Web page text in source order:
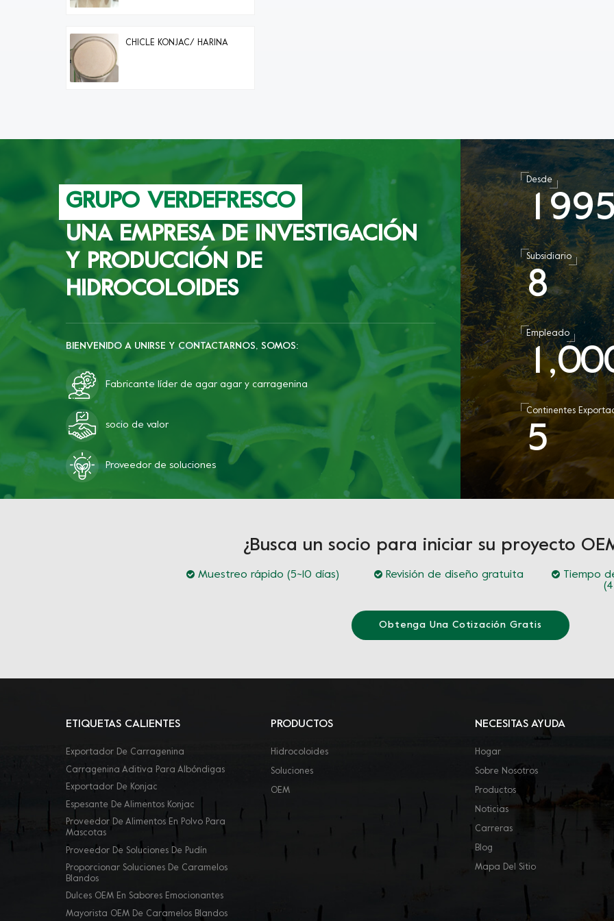
CHICLE KONJAC/ HARINA
GRUPO VERDEFRESCO
UNA EMPRESA DE INVESTIGACIÓN
Y PRODUCCIÓN DE
HIDROCOLOIDES
BIENVENIDO A UNIRSE Y CONTACTARNOS, SOMOS:
Fabricante líder de agar agar y carragenina
socio de valor
Proveedor de soluciones
Desde
1 99
Subsidiario
8
Empleado
1,00
Continentes
5
¿Busca un socio para iniciar su proyecto
Muestreo rápido (5~10 días) Revisión de diseño gratuita
Tiempo
Obtenga Una Cotización Gratis
ETIQUETAS CALIENTES
Exportador De Carragenina
Carragenina Aditiva Para Albóndigas
Exportador De Konjac
Espesante De Alimentos Konjac
Proveedor De Alimentos En Polvo Para
Mascotas
Proveedor De Soluciones De Pudín
Proporcionar Soluciones De Caramelos
Blandos
Dulces OEM En Sabores Emocionantes
Mayorista OEM De Caramelos Blandos
PRODUCTOS
Hidrocoloides
Soluciones
OEM
NECESITAS AYUDA
Hogar
Sobre Nosotros
Productos
Noticias
Carreras
Blog
Mapa Del Sitio